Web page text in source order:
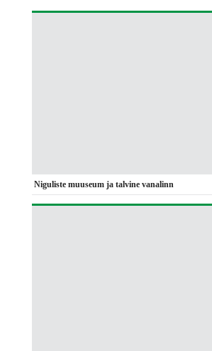
Niguliste muuseum ja talvine vanalinn